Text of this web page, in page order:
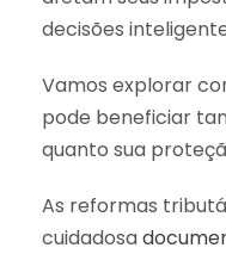
decisões
Vamos explorar
pode beneficiar
quanto sua
As reformas
cuidadosa